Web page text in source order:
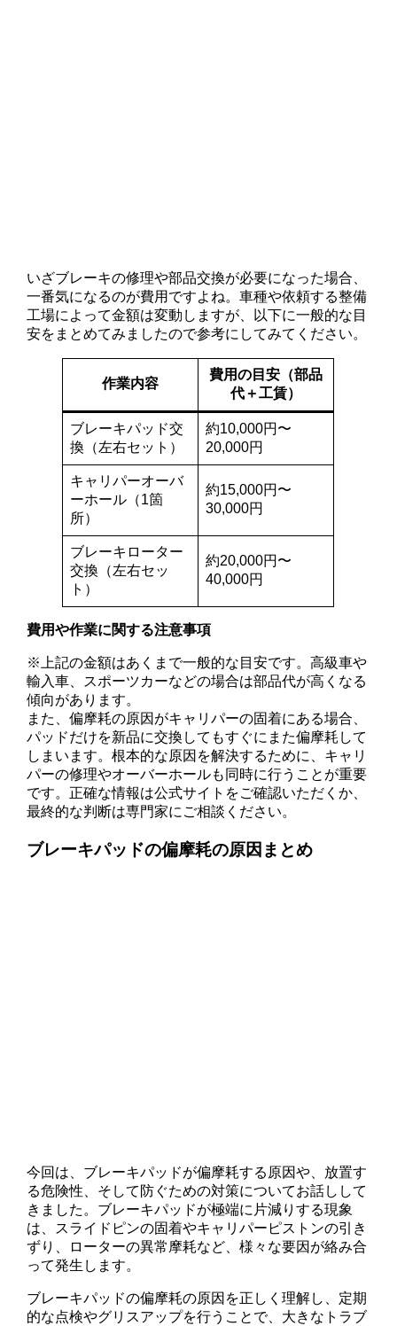
いざブレーキの修理や部品交換が必要になった場合、
一番気になるのが費用ですよね。車種や依頼する整備
工場によって金額は変動しますが、以下に一般的な目
安をまとめてみましたので参考にしてみてください。
作業内容
費用の目安（部品
代＋工賃）
ブレーキパッド交
換（左右セット）
約10,000円〜
20,000円
キャリパーオーバ
ーホール（1箇
所）
約15,000円〜
30,000円
ブレーキローター
交換（左右セッ
ト）
約20,000円〜
40,000円
費用や作業に関する注意事項
※上記の金額はあくまで一般的な目安です。高級車や
輸入車、スポーツカーなどの場合は部品代が高くなる
傾向があります。
また、偏摩耗の原因がキャリパーの固着にある場合、
パッドだけを新品に交換してもすぐにまた偏摩耗して
しまいます。根本的な原因を解決するために、キャリ
パーの修理やオーバーホールも同時に行うことが重要
です。正確な情報は公式サイトをご確認いただくか、
最終的な判断は専門家にご相談ください。
ブレーキパッドの偏摩耗の原因まとめ
今回は、ブレーキパッドが偏摩耗する原因や、放置す
る危険性、そして防ぐための対策についてお話しして
きました。ブレーキパッドが極端に片減りする現象
は、スライドピンの固着やキャリパーピストンの引き
ずり、ローターの異常摩耗など、様々な要因が絡み合
って発生します。
ブレーキパッドの偏摩耗の原因を正しく理解し、定期
的な点検やグリスアップを行うことで、大きなトラブ